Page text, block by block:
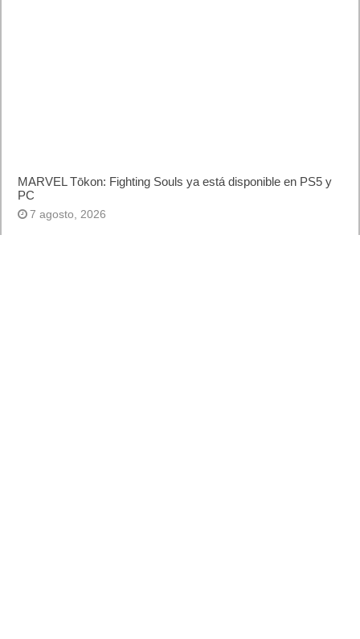
MARVEL Tōkon: Fighting Souls ya está disponible en PS5 y
PC
7 agosto, 2026